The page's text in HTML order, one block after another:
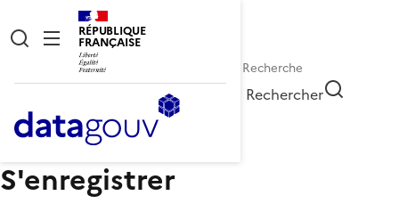
RÉPUBLIQUE
FRANÇAISE
Rechercher
S'enregistrer